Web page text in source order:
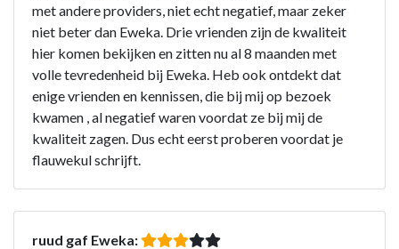
met andere providers, niet echt negatief, maar zeker
niet beter dan Eweka. Drie vrienden zijn de kwaliteit
hier komen bekijken en zitten nu al 8 maanden met
volle tevredenheid bij Eweka. Heb ook ontdekt dat
enige vrienden en kennissen, die bij mij op bezoek
kwamen , al negatief waren voordat ze bij mij de
kwaliteit zagen. Dus echt eerst proberen voordat je
flauwekul schrijft.
ruud gaf Eweka: